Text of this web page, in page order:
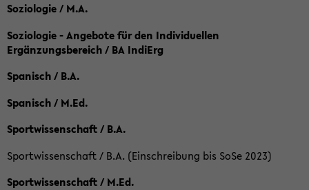
Soziologie / M.A.
Soziologie - Angebote für den Individuellen
Ergänzungsbereich / BA IndiErg
Spanisch / B.A.
Spanisch / M.Ed.
Sportwissenschaft / B.A.
Sportwissenschaft / B.A. (Einschreibung bis SoSe 2023)
Sportwissenschaft / M.Ed.